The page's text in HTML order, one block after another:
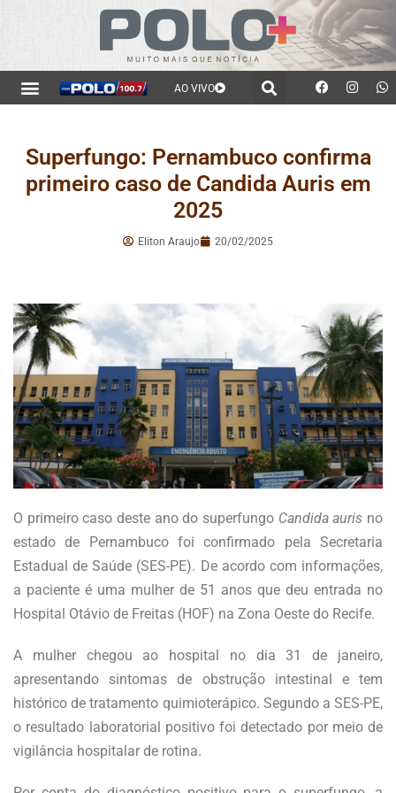
AO VIVO
Superfungo: Pernambuco confirma
primeiro caso de Candida Auris em
2025
Eliton Araujo 20/02/2025
O primeiro caso deste ano do superfungo Candida auris no
estado de Pernambuco foi confirmado pela Secretaria
Estadual de Saúde (SES-PE). De acordo com informações,
a paciente é uma mulher de 51 anos que deu entrada no
Hospital Otávio de Freitas (HOF) na Zona Oeste do Recife.
A mulher chegou ao hospital no dia 31 de janeiro,
apresentando sintomas de obstrução intestinal e tem
histórico de tratamento quimioterápico. Segundo a SES-PE,
o resultado laboratorial positivo foi detectado por meio de
vigilância hospitalar de rotina.